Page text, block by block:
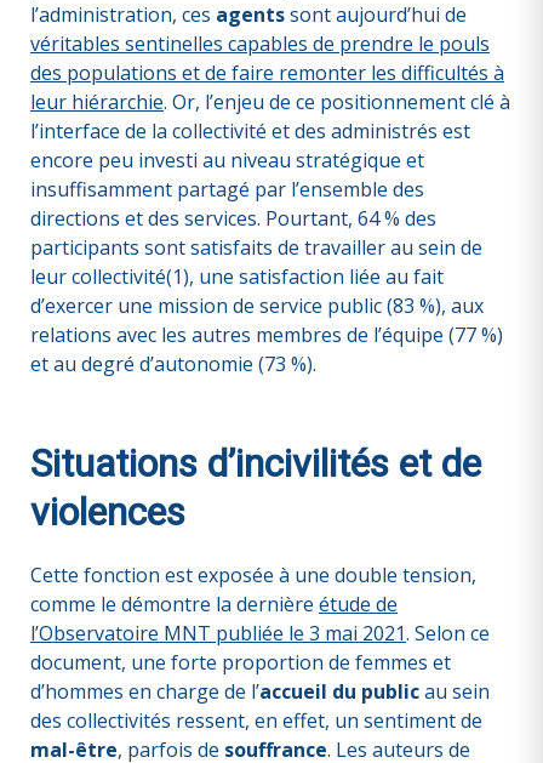
l’administration, ces agentssont aujourd’hui de
véritables sentinelles capables de prendre le pouls
des populations et de faire remonter les difficultés à
leur hiérarchie. Or, l’enjeu de ce positionnement clé à
l’interface de la collectivité et des administrés est
encore peu investi au niveau stratégique et
insuffisamment partagé par l’ensemble des
directions et des services. Pourtant, 64 % des
participants sont satisfaits de travailler au sein de
leur collectivité(1), une satisfaction liée au fait
d’exercer une mission de service public (83 %), aux
relations avec les autres membres de l’équipe (77 %)
et au degré d’autonomie (73 %).
Situations d’incivilités et de
violences
Cette fonction est exposée à une double tension,
comme le démontre la dernière étude de
l’Observatoire MNT publiée le 3 mai 2021. Selon ce
document, une forte proportion de femmes et
d’hommes en charge de l’accueil du publicau sein
des collectivités ressent, en effet, un sentiment de
mal-être, parfois de souffrance. Les auteurs de